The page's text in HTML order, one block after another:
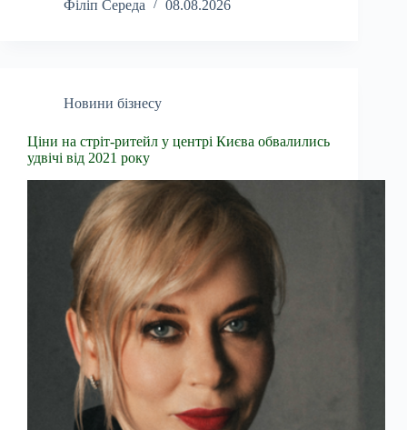
Філіп Середа
08.08.2026
Новини бізнесу
Ціни на стріт-ритейл у центрі Києва обвалились
удвічі від 2021 року